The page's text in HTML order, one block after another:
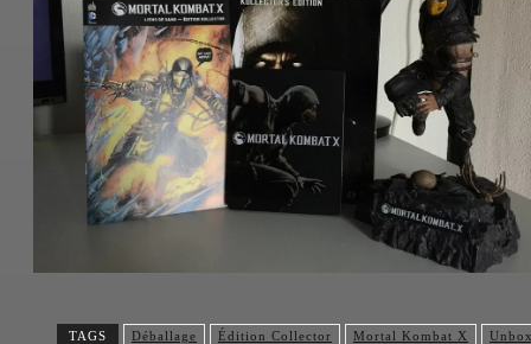
TAGS Déballage Édition Collector Mortal Kombat X